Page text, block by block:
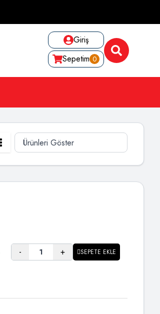
Giriş
Sepetim 0
- + SEPETE EKLE